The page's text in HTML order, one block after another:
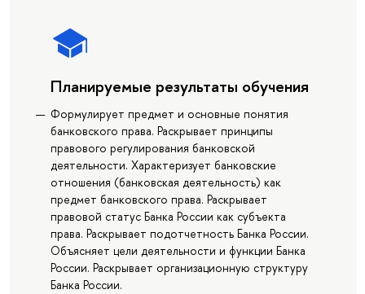
Планируемые результаты обучения
Формулирует предмет и основные понятия
банковского права. Раскрывает принципы
правового регулирования банковской
деятельности. Характеризует банковские
отношения (банковская деятельность) как
предмет банковского права. Раскрывает
правовой статус Банка России как субъекта
права. Раскрывает подотчетность Банка России.
Объясняет цели деятельности и функции Банка
России. Раскрывает организационную структуру
Банка России.